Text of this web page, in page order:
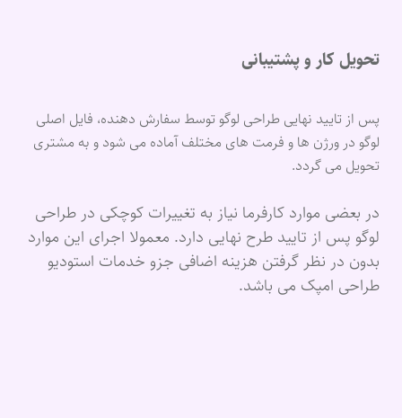
تحویل کار و پشتیبانی
پس از تایید نهایی طراحی لوگو توسط سفارش دهنده، فایل اصلی
لوگو در ورژن ها و فرمت های مختلف آماده می شود و به مشتری
تحویل می گردد.
در بعضی موارد کارفرما نیاز به تغییرات کوچکی در طراحی
لوگو پس از تایید طرح نهایی دارد. معمولا اجرای این موارد
بدون در نظر گرفتن هزینه اضافی جزو خدمات استودیو
طراحی امپک می باشد.